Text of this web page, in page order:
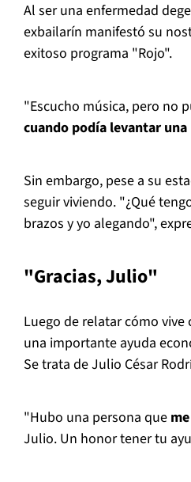
Al ser una enfermedad
exbailarín manifestó su
exitoso programa "Rojo".
"Escucho música, pero no
cuando podía levantar
Sin embargo, pese a su
seguir viviendo. "¿Qué
brazos y yo alegando",
"Gracias, Julio"
Luego de relatar cómo
una importante ayuda
Se trata de Julio César
"Hubo una persona que
Julio. Un honor tener tu